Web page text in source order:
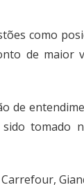
como
de
de
tomado